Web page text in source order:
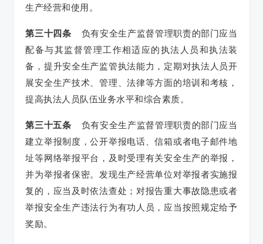
生产经营和使用。
第三十四条
负有安全生产监督管理职责的部门应当
配备与其监督管理工作相适应的执法人员和执法装
备，提升安全生产监管执法能力，定期对执法人员开
展安全生产技术、管理、法律等方面的培训和考核，
提高执法人员队伍业务水平和综合素质。
第三十五条
负有安全生产监督管理职责的部门应当
建立举报制度，公开举报电话、信箱或者电子邮件地
址等网络举报平台，及时受理有关安全生产的举报，
并为举报者保密。发现生产经营单位对举报者实施报
复的，应当及时依法查处；对报告重大事故隐患或者
举报安全生产违法行为有功人员，应当按照规定给予
奖励。